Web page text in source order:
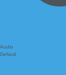
Audio
Default